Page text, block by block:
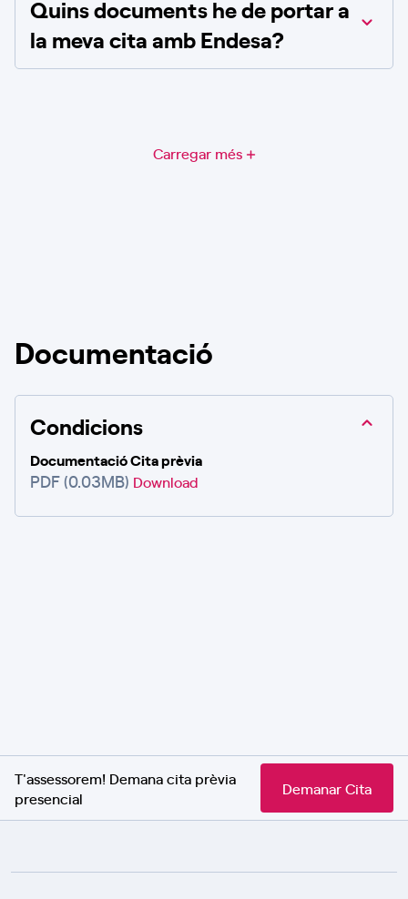
Quins documents he de portar a
la meva cita amb Endesa?
Carregar més
Documentació
Condicions
Documentació Cita prèvia
PDF (0.03MB) Download
T'assessorem! Demana cita prèvia
presencial
Demanar Cita